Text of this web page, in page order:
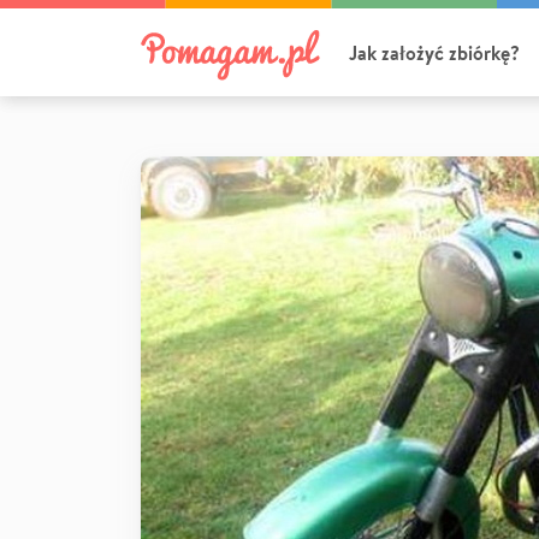
Jak założyć zbiórkę?